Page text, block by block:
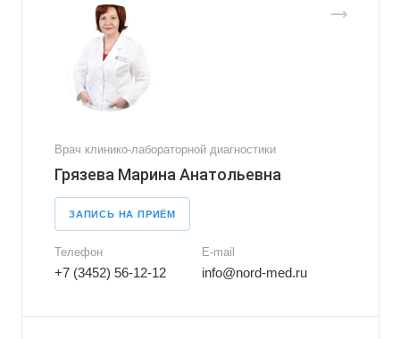
Врач клинико-лабораторной диагностики
Грязева Марина Анатольевна
ЗАПИСЬ НА ПРИЁМ
Телефон
+7 (3452) 56-12-12
E-mail
info@nord-med.ru